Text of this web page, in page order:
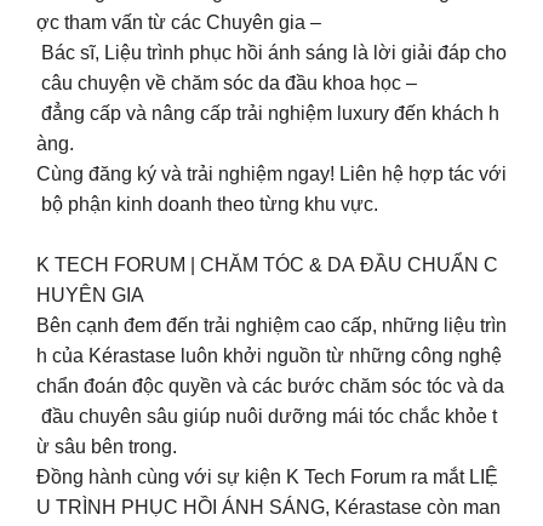
ợc tham vấn từ các Chuyên gia –
Bác sĩ, Liệu trình phục hồi ánh sáng là lời giải đáp cho
câu chuyện về chăm sóc da đầu khoa học –
đẳng cấp và nâng cấp trải nghiệm luxury đến khách h
àng.
Cùng đăng ký và trải nghiệm ngay! Liên hệ hợp tác với
bộ phận kinh doanh theo từng khu vực.
K TECH FORUM | CHĂM TÓC & DA ĐẦU CHUẨN C
HUYÊN GIA
Bên cạnh đem đến trải nghiệm cao cấp, những liệu trìn
h của Kérastase luôn khởi nguồn từ những công nghệ
chẩn đoán độc quyền và các bước chăm sóc tóc và da
đầu chuyên sâu giúp nuôi dưỡng mái tóc chắc khỏe t
ừ sâu bên trong.
Đồng hành cùng với sự kiện K Tech Forum ra mắt LIỆ
U TRÌNH PHỤC HỒI ÁNH SÁNG, Kérastase còn man